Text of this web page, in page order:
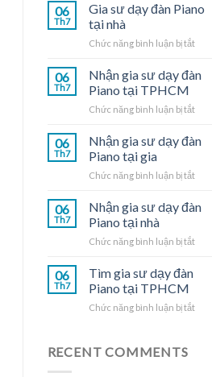
06
Th7
Gia sư dạy đàn Piano
tại nhà
Chức năng bình luận bị tắtở
Piano
nhà
06
Th7
Nhận gia sư dạy đàn
Piano tại TPHCM
Chức năng bình luận bị tắtở
đàn
tại
06
Th7
Nhận gia sư dạy đàn
Piano tại gia
Chức năng bình luận bị tắtở
đàn
06
Th7
Nhận gia sư dạy đàn
Piano tại nhà
Chức năng bình luận bị tắtở
đàn
06
Th7
Tìm gia sư dạy đàn
Piano tại TPHCM
Chức năng bình luận bị tắtở
RECENT COMMENTS